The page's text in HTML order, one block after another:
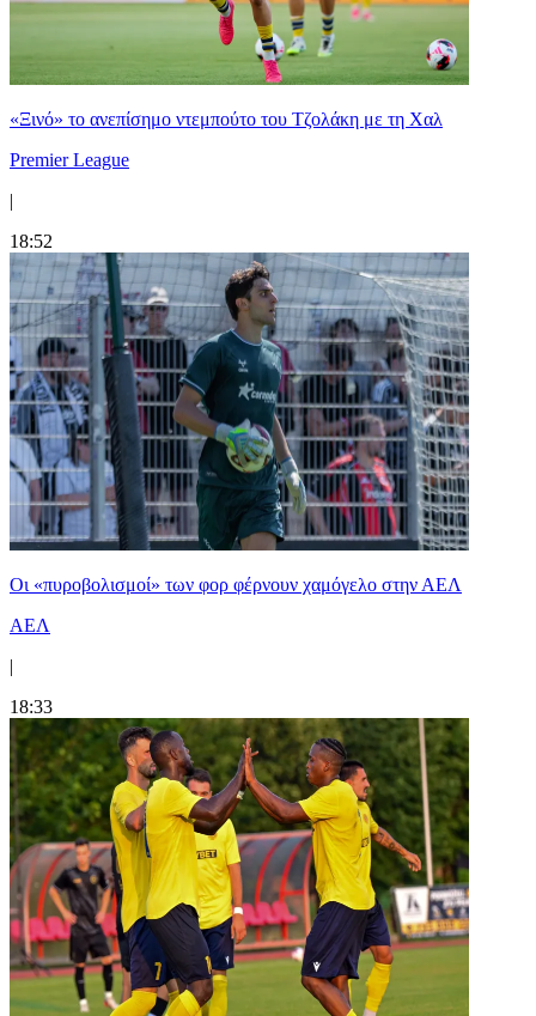
«Ξινό» το ανεπίσημο ντεμπούτο του Τζολάκη με τη Χαλ
Premier League
|
18:52
Οι «πυροβολισμοί» των φορ φέρνουν χαμόγελο στην ΑΕΛ
ΑΕΛ
|
18:33